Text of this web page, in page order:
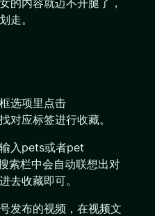
的内容就迈不开腿了，
走。
选项里点击
对应标签进行收藏。
入pets或者pet
索栏中会自动联想出对
去收藏即可。
发布的视频，在视频文